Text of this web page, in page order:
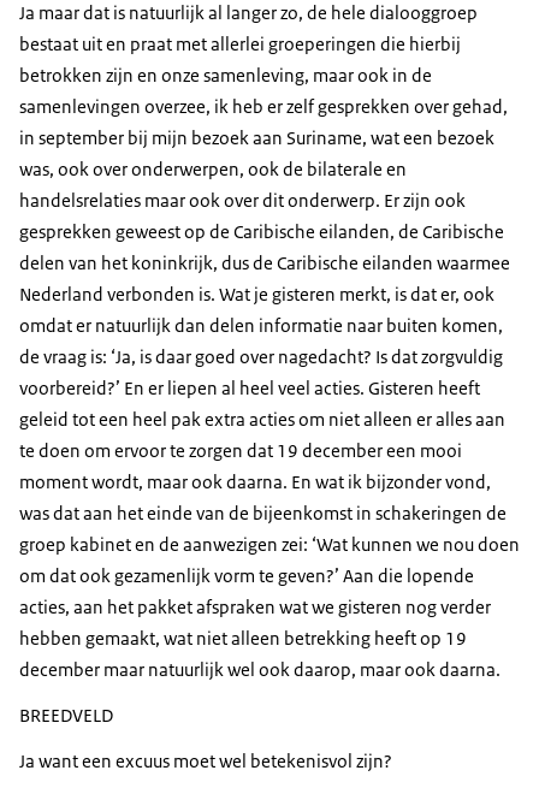
Ja maar dat is natuurlijk al langer zo, de hele dialooggroep
bestaat uit en praat met allerlei groeperingen die hierbij
betrokken zijn en onze samenleving, maar ook in de
samenlevingen overzee, ik heb er zelf gesprekken over gehad,
in september bij mijn bezoek aan Suriname, wat een bezoek
was, ook over onderwerpen, ook de bilaterale en
handelsrelaties maar ook over dit onderwerp. Er zijn ook
gesprekken geweest op de Caribische eilanden, de Caribische
delen van het koninkrijk, dus de Caribische eilanden waarmee
Nederland verbonden is. Wat je gisteren merkt, is dat er, ook
omdat er natuurlijk dan delen informatie naar buiten komen,
de vraag is: ‘Ja, is daar goed over nagedacht? Is dat zorgvuldig
voorbereid?’ En er liepen al heel veel acties. Gisteren heeft
geleid tot een heel pak extra acties om niet alleen er alles aan
te doen om ervoor te zorgen dat 19 december een mooi
moment wordt, maar ook daarna. En wat ik bijzonder vond,
was dat aan het einde van de bijeenkomst in schakeringen de
groep kabinet en de aanwezigen zei: ‘Wat kunnen we nou doen
om dat ook gezamenlijk vorm te geven?’ Aan die lopende
acties, aan het pakket afspraken wat we gisteren nog verder
hebben gemaakt, wat niet alleen betrekking heeft op 19
december maar natuurlijk wel ook daarop, maar ook daarna.
BREEDVELD
Ja want een excuus moet wel betekenisvol zijn?